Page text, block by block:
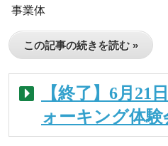
事業体
この記事の続きを読む »
【終了】6月21
ォーキング体験